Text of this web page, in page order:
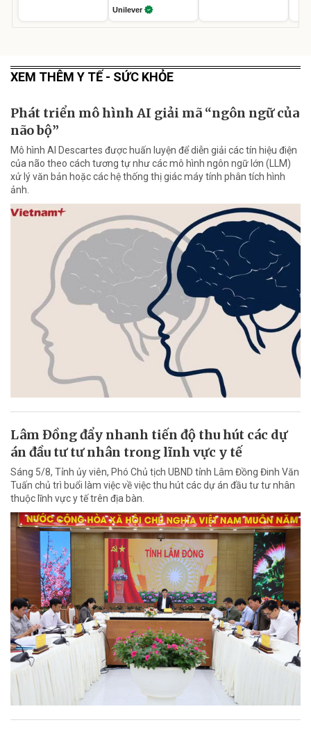
Unilever
XEM THÊM Y TẾ - SỨC KHỎE
Phát triển mô hình AI giải mã “ngôn ngữ của
não bộ”
Mô hình AI Descartes được huấn luyện để diễn giải các tín hiệu điện
của não theo cách tương tự như các mô hình ngôn ngữ lớn (LLM)
xử lý văn bản hoặc các hệ thống thị giác máy tính phân tích hình
ảnh.
Lâm Đồng đẩy nhanh tiến độ thu hút các dự
án đầu tư tư nhân trong lĩnh vực y tế
Sáng 5/8, Tỉnh ủy viên, Phó Chủ tịch UBND tỉnh Lâm Đồng Đinh Văn
Tuấn chủ trì buổi làm việc về việc thu hút các dự án đầu tư tư nhân
thuộc lĩnh vực y tế trên địa bàn.